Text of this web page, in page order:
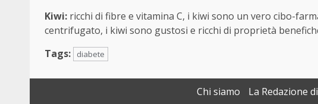
Kiwi: ricchi di fibre e vitamina C, i kiwi sono un vero cibo-
centrifugato, i kiwi sono gustosi e ricchi di proprietà
Tags:
diabete
Chi siamo La Redazione